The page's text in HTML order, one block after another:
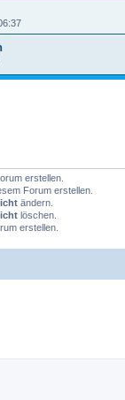
erstellen.
Forum erstellen.
ändern.
löschen.
erstellen.